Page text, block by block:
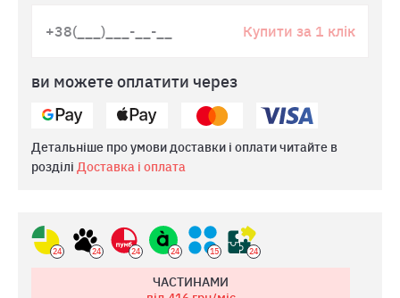
Купити за 1 клік
ви можете оплатити через
Детальніше про умови доставки і оплати читайте в
розділі Доставка і оплата
24 24 24 24 15 24
ЧАСТИНАМИ